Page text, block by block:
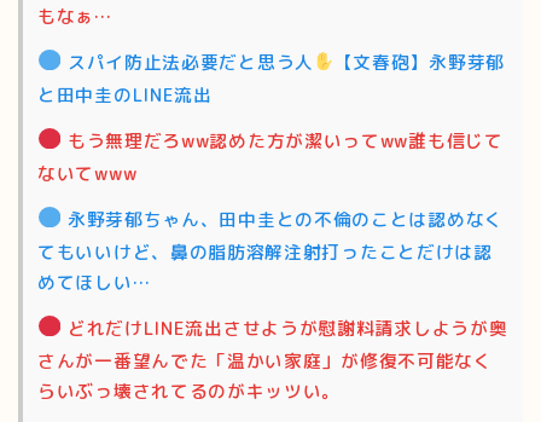
もなぁ…
スパイ防止法必要だと思う人
【文春砲】永野芽郁
と田中圭のLINE流出
もう無理だろww認めた方が潔いってww誰も信じて
ないてwww
永野芽郁ちゃん、田中圭との不倫のことは認めなく
てもいいけど、鼻の脂肪溶解注射打ったことだけは認
めてほしい…
どれだけLINE流出させようが慰謝料請求しようが奥
さんが一番望んでた「温かい家庭」が修復不可能なく
らいぶっ壊されてるのがキッツい。